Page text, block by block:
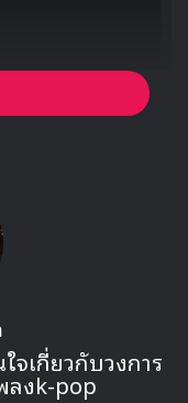
ปดาห์ของชาร์ต
วลา 11 สัปดาห์ใน
– 5 มีนาคม 2023)
ยาวนานที่สุดตั้งแต่มี
นปี 2004
เกี่ยวกับวงการ
ลงk-pop